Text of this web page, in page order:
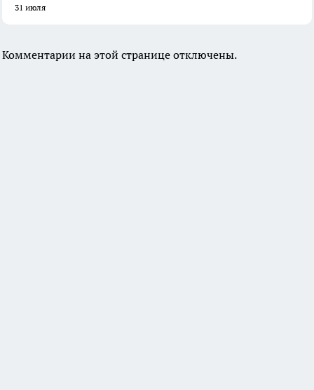
31 июля
Комментарии на этой странице отключены.